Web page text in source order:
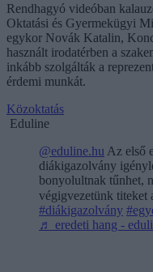
Rendhagyó videóban
Oktatási és Gyermekügyi
egykor Novák Katalin,
használt irodatérben a
inkább szolgálták a
érdemi munkát.
Közoktatás
Eduline
@eduline.hu Az első
diákigazolvány
bonyolultnak tűnhet,
végigvezetünk titeket
#diákigazolvány
♬ eredeti hang -